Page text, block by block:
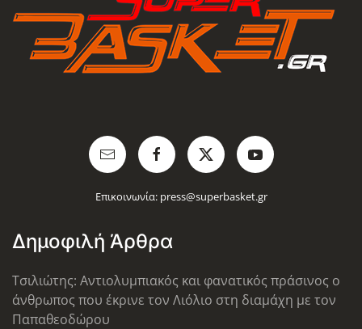
Επικοινωνία: press@superbasket.gr
Δημοφιλή Άρθρα
Τσιλιώτης: Αντιολυμπιακός και φανατικός πράσινος ο
άνθρωπος που έκρινε τον Λιόλιο στη διαμάχη με τον
Παπαθεοδώρου